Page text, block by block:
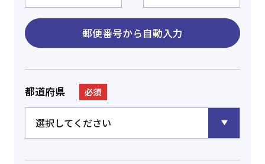
郵便番号から自動入力
都道府県 必須